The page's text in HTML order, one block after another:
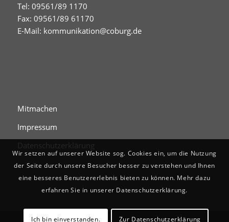
Tel: 09561/89 1170
Fax: 09561/89 61170
E-Mail: kommunikation@coburg.de
Mitmachen
Impressum
Datenschutzerklärung
Wir setzen auf unserer Website sog. Cookies ein, um die Nutzung
der Seite durch unsere Besucher besser zu verstehen und Ihnen
eine besseres Benutzererlebnis bieten zu können. Mehr dazu
erfahren Sie in unserer Datenschutzerklärung.
Ich bin einverstanden. Zur Datenschutzerklärung